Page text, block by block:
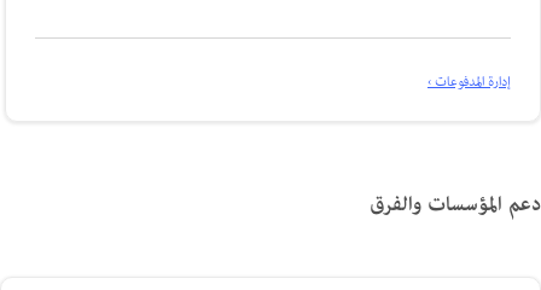
إدارة المدفوعات ›
المؤسسات والفرق